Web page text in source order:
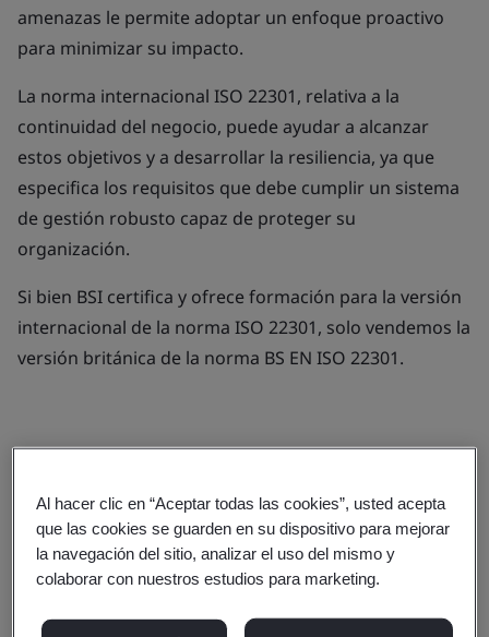
amenazas le permite adoptar un enfoque proactivo
para minimizar su impacto.
La norma internacional ISO 22301, relativa a la
continuidad del negocio, puede ayudar a alcanzar
estos objetivos y a desarrollar la resiliencia, ya que
especifica los requisitos que debe cumplir un sistema
de gestión robusto capaz de proteger su
organización.
Si bien BSI certifica y ofrece formación para la versión
internacional de la norma ISO 22301, solo vendemos la
versión británica de la norma BS EN ISO 22301.
Implante, mantenga y mejore un
Sistema de Gestión de Continuidad
de Negocio con la norma ISO 22301
Al hacer clic en “Aceptar todas las cookies”, usted acepta
que las cookies se guarden en su dispositivo para mejorar
la navegación del sitio, analizar el uso del mismo y
colaborar con nuestros estudios para marketing.